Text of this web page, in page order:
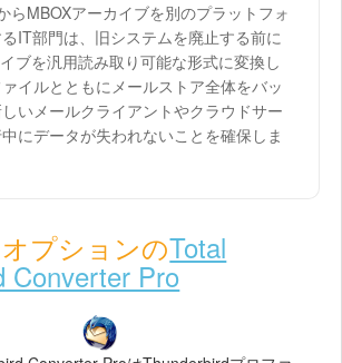
らMBOXアーカイブを別のプラットフォ
IT部門は、旧システムを廃止する前に
ブを汎用読み取り可能な形式に変換し
イルとともにメールストア全体をバッ
いメールクライアントやクラウドサー
にデータが失われないことを確保しま
プションのTotal
Converter Pro